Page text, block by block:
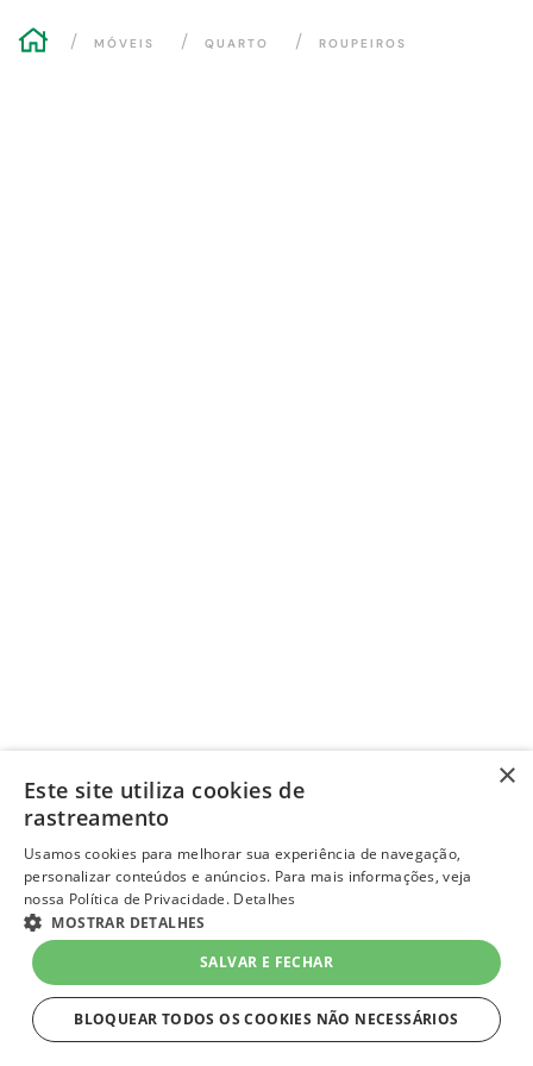
MÓVEIS QUARTO ROUPEIROS
Veja opiniões de quem já
×
Este site utiliza cookies de
rastreamento
Usamos cookies para melhorar sua experiência de navegação,
personalizar conteúdos e anúncios. Para mais informações, veja
nossa Política de Privacidade. Detalhes
MOSTRAR DETALHES
SALVAR E FECHAR
BLOQUEAR TODOS OS COOKIES NÃO NECESSÁRIOS